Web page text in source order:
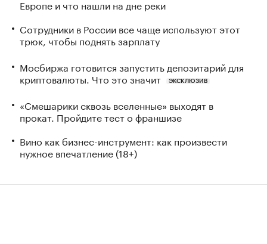
Европе и что нашли на дне реки
Сотрудники в России все чаще используют этот
трюк, чтобы поднять зарплату
Мосбиржа готовится запустить депозитарий для
криптовалюты. Что это значит
ЭКСКЛЮЗИВ
«Смешарики сквозь вселенные» выходят в
прокат. Пройдите тест о франшизе
Вино как бизнес-инструмент: как произвести
нужное впечатление (18+)